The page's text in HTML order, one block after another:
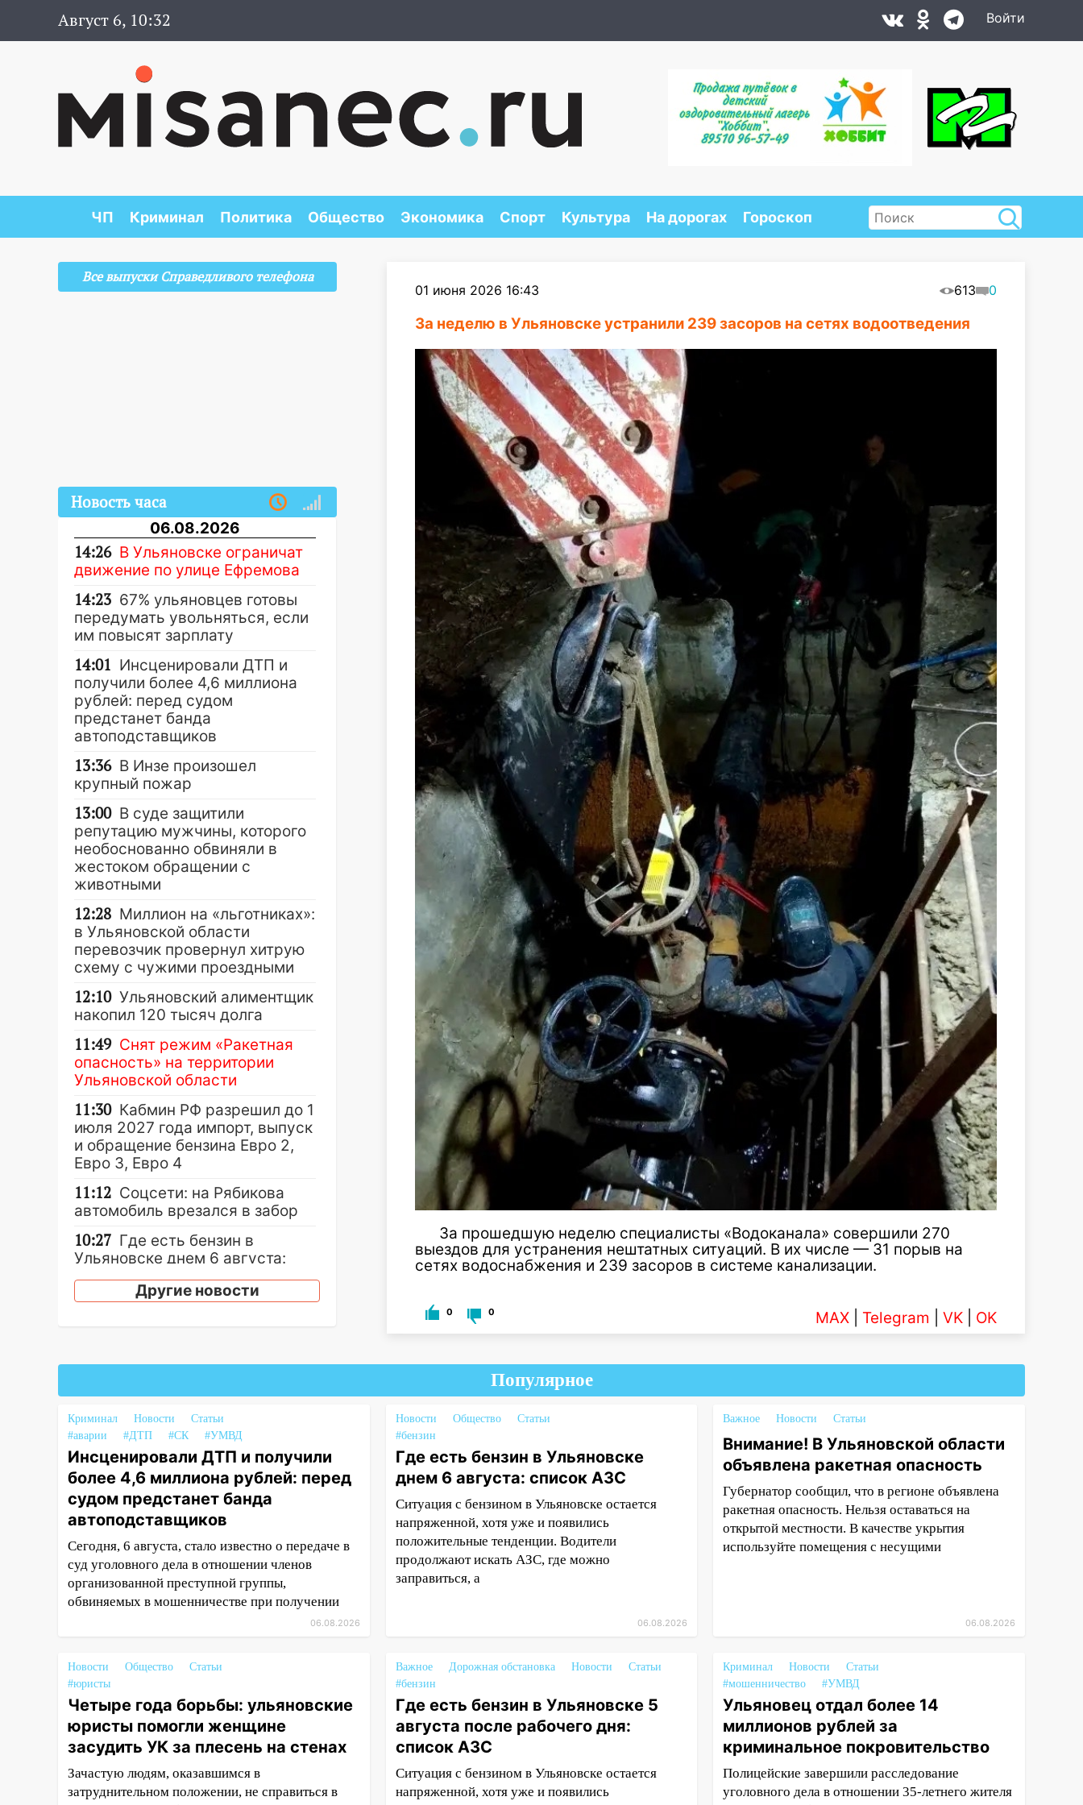
Август 6, 10:32 Войти
ЧП Криминал Политика Общество Экономика Спорт Культура На дорогах Гороскоп
01 июня 2026 16:43 613 0
За неделю в Ульяновске устранили 239 засоров на сетях водоотведения
За прошедшую неделю специалисты «Водоканала» совершили 270
выездов для устранения нештатных ситуаций. В их числе — 31 порыв на
сетях водоснабжения и 239 засоров в системе канализации.
0 0 MAX Telegram VK OK
Все выпуски Справедливого телефона
Новость часа
06.08.2026
14:26 В Ульяновске ограничат
движение по улице Ефремова
14:23 67% ульяновцев готовы
передумать увольняться, если
им повысят зарплату
14:01 Инсценировали ДТП и
получили более 4,6 миллиона
рублей: перед судом
предстанет банда
автоподставщиков
13:36 В Инзе произошел
крупный пожар
13:00 В суде защитили
репутацию мужчины, которого
необоснованно обвиняли в
жестоком обращении с
животными
12:28 Миллион на «льготниках»:
в Ульяновской области
перевозчик провернул хитрую
схему с чужими проездными
12:10 Ульяновский алиментщик
накопил 120 тысяч долга
11:49 Снят режим «Ракетная
опасность» на территории
Ульяновской области
11:30 Кабмин РФ разрешил до 1
июля 2027 года импорт, выпуск
и обращение бензина Евро 2,
Евро 3, Евро 4
11:12 Соцсети: на Рябикова
автомобиль врезался в забор
10:27 Где есть бензин в
Ульяновске днем 6 августа:
список АЗС
10:16 Внимание! В Ульяновской
10:00
09:50
В Ульяновске черный
коршун застрял в тепловозе
09:44 Ульяновские спасатели
помогли юному велосипедисту
на улице Чернышевского
08:21 В Заволжском районе
украли два велосипеда
07:18 В Ульяновск идет
тридцатиградусная жара:
какая будет погода в четверг
ульяновские юристы помогли
женщине засудить УК за
плесень на стенах
05:00 Кому 6 августа звезды
сулят прибыль, а кому —
05.08.2026
Другие новости
Популярное
Криминал Новости
Статьи
#аварии
#ДТП #СК #УМВД
Инсценировали ДТП и получили
более 4,6 миллиона рублей: перед
судом предстанет банда
автоподставщиков
Сегодня, 6 августа, стало известно о передаче в
суд уголовного дела в отношении членов
организованной преступной группы,
обвиняемых в мошенничестве при получении
06.08.2026
Новости Общество
Статьи
#бензин
Где есть бензин в Ульяновске
днем 6 августа: список АЗС
Ситуация с бензином в Ульяновске остается
напряженной, хотя уже и появились
положительные тенденции. Водители
продолжают искать АЗС, где можно
заправиться, а
06.08.2026
Важное Новости Статьи
Внимание! В Ульяновской области
объявлена ракетная опасность
Губернатор сообщил, что в регионе объявлена
ракетная опасность. Нельзя оставаться на
открытой местности. В качестве укрытия
используйте помещения с несущими
06.08.2026
Новости Общество
Статьи
#юристы
Четыре года борьбы: ульяновские
юристы помогли женщине
засудить УК за плесень на стенах
Зачастую людям, оказавшимся в
затруднительном положении, не справиться в
Важное Дорожная обстановка Новости
Статьи
#бензин
Где есть бензин в Ульяновске 5
августа после рабочего дня:
список АЗС
Ситуация с бензином в Ульяновске остается
напряженной, хотя уже и появились
Криминал Новости
Статьи
#мошенничество
#УМВД
Ульяновец отдал более 14
миллионов рублей за
криминальное покровительство
Полицейские завершили расследование
уголовного дела в отношении 35-летнего жителя